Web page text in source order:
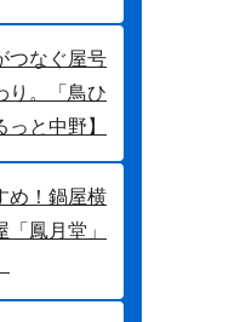
つなぐ屋号
り。「鳥ひ
と中野】
め！鍋屋横
鳳月堂」